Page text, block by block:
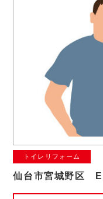
トイレリフォーム
仙台市宮城野区 E